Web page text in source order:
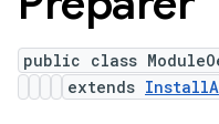
public class
extends